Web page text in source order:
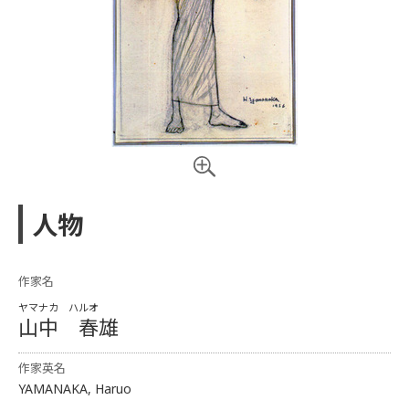
人物
作家名
ヤマナカ ハルオ
山中 春雄
作家英名
YAMANAKA, Haruo